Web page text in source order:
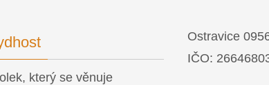
který se věnuje
Ostravice
IČO: